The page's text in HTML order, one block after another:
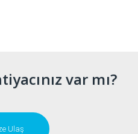
var mı?
Ulaş